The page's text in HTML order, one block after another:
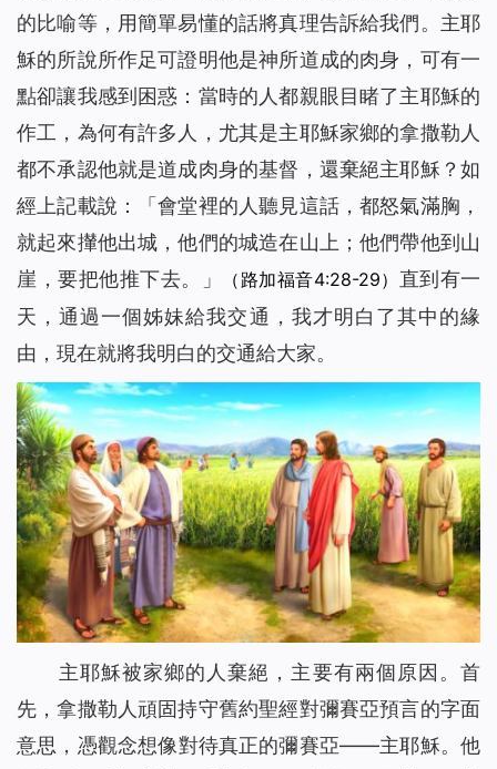
的比喻等，用簡單易懂的話將真理告訴給我們。主耶
穌的所說所作足可證明他是神所道成的肉身，可有一
點卻讓我感到困惑：當時的人都親眼目睹了主耶穌的
作工，為何有許多人，尤其是主耶穌家鄉的拿撒勒人
都不承認他就是道成肉身的基督，還棄絕主耶穌？如
經上記載說：「會堂裡的人聽見這話，都怒氣滿胸，
就起來攆他出城，他們的城造在山上；他們帶他到山
崖，要把他推下去。」
（路加福音4:28-29） 直到有一
天，通過一個姊妹給我交通，我才明白了其中的緣
由，現在就將我明白的交通給大家。
主耶穌被家鄉的人棄絕，主要有兩個原因。首
先，拿撒勒人頑固持守舊約聖經對彌賽亞預言的字面
意思，憑觀念想像對待真正的彌賽亞——主耶穌。他